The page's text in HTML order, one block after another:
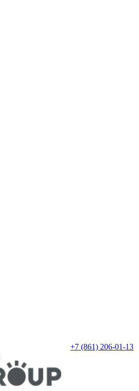
+7 (861) 206-01-13